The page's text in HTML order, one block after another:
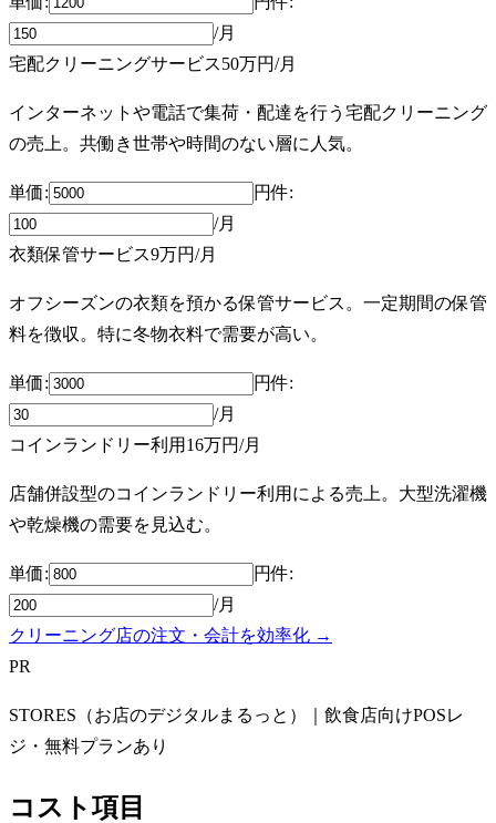
/月
宅配クリーニングサービス50万円/月
インターネットや電話で集荷・配達を行う宅配クリーニング
の売上。共働き世帯や時間のない層に人気。
単価: 円件:
/月
衣類保管サービス9万円/月
オフシーズンの衣類を預かる保管サービス。一定期間の保管
料を徴収。特に冬物衣料で需要が高い。
単価: 円件:
/月
コインランドリー利用 16万円/月
店舗併設型のコインランドリー利用による売上。大型洗濯機
や乾燥機の需要を見込む。
単価: 円件:
/月
クリーニング店の注文・会計を効率化 →
PR
STORES（お店のデジタルまるっと）｜飲食店向けPOSレ
ジ・無料プランあり
コスト項目